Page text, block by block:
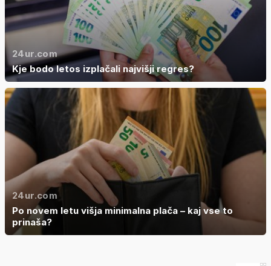
24ur.com
Kje bodo letos izplačali najvišji regres?
24ur.com
Po novem letu višja minimalna plača – kaj vse to
prinaša?